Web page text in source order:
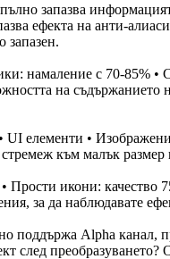
запазва
ефекта на анти-
запазен.
намаление с 70-85%
на съдържанието
елементи •
към малък
Прости икони:
за да наблюдавате
Alpha канал,
след